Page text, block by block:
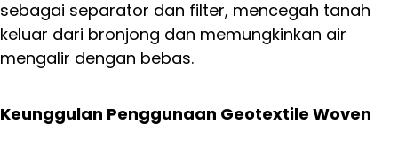
sebagai separator dan filter, mencegah tanah
keluar dari bronjong dan memungkinkan air
mengalir dengan bebas.
Keunggulan Penggunaan Geotextile Woven